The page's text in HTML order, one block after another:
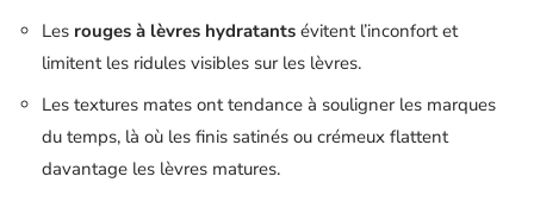
Les rouges à lèvres hydratants évitent l’inconfort et
limitent les ridules visibles sur les lèvres.
Les textures mates ont tendance à souligner les marques
du temps, là où les finis satinés ou crémeux flattent
davantage les lèvres matures.